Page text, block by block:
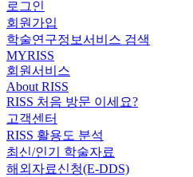
로그인
회원가입
학술연구정보서비스 검색
MYRISS
회원서비스
About RISS
RISS 처음 방문 이세요?
고객센터
RISS 활용도 분석
최신/인기 학술자료
해외자료신청(E-DDS)